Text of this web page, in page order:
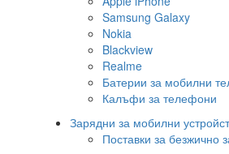
Samsung Galaxy
Nokia
Blackview
Realme
Батерии за мобилни
Калъфи за телефони
Зарядни за мобилни
Поставки за безжично